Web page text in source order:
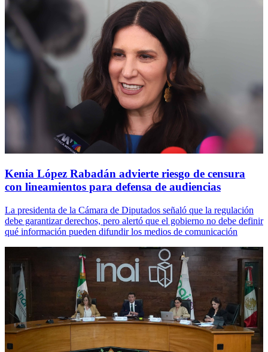
Kenia López Rabadán advierte riesgo de censura
con lineamientos para defensa de audiencias
La presidenta de la Cámara de Diputados señaló que la regulación
debe garantizar derechos, pero alertó que el gobierno no debe definir
qué información pueden difundir los medios de comunicación